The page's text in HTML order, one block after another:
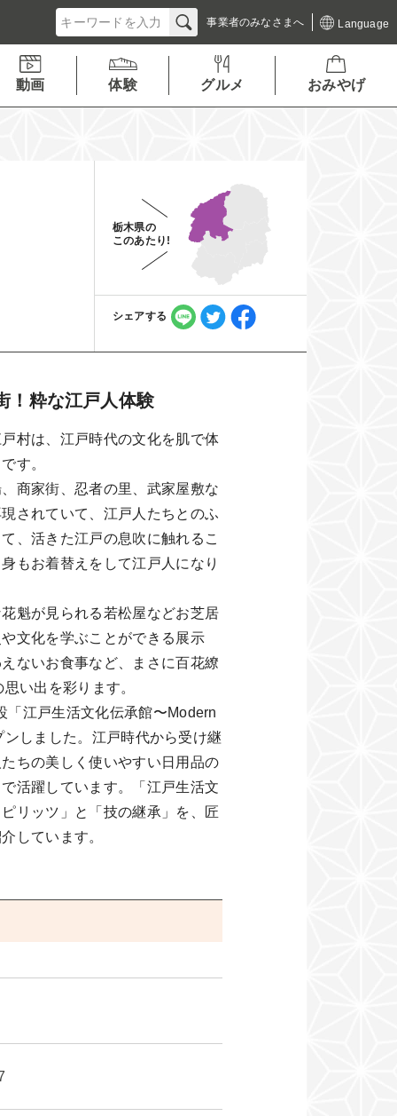
事業者のみなさまへ Language
動画 体験 グルメ おみやげ
栃木県の
このあたり!
シェアする
！粋な江戸人体験
村は、江戸時代の文化を肌で体
す。
商家街、忍者の里、武家屋敷な
されていて、江戸人たちとのふ
、活きた江戸の息吹に触れるこ
もお着替えをして江戸人になり
魁が見られる若松屋などお芝居
文化を学ぶことができる展示
ないお食事など、まさに百花繚
い出を彩ります。
「江戸生活文化伝承館〜Modern
しました。江戸時代から受け継
ちの美しく使いやすい日用品の
活躍しています。「江戸生活文
リッツ」と「技の継承」を、匠
しています。